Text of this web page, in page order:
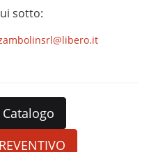
sotto: